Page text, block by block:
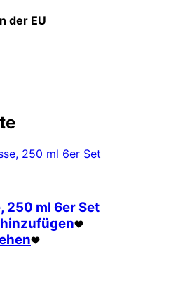
der EU
250 ml 6er Set